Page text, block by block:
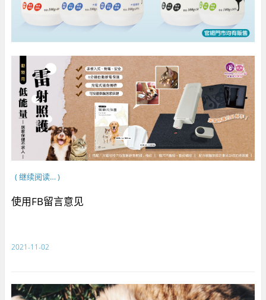
( 继续阅读… )
使用FB留言意见
2021-11-02